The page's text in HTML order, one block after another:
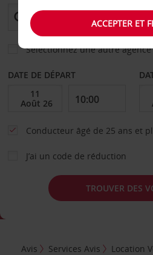
Sélectionnez une autre
DATE DE DÉPART
Conducteur âgé de 25 ans et
J’ai un code de réduction
TROUVER DES
Avis Services Avis
Location
ACCEPTER ET